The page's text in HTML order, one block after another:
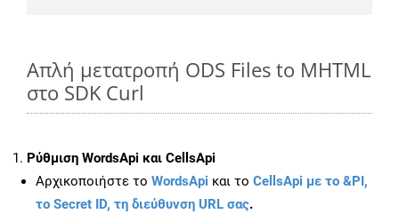
Απλή μετατροπή ODS Files to MHTML
στο SDK Curl
Ρύθμιση WordsApi και CellsApi
Αρχικοποιήστε το WordsApi και το CellsApi με το &PI,
το Secret ID, τη διεύθυνση URL σας.